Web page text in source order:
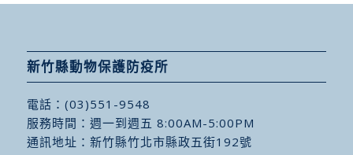
新竹縣動物保護防疫所
電話： (03)551-9548
服務時間：週一到週五 8:00AM-5:00PM
通訊地址： 新竹縣竹北市縣政五街192號